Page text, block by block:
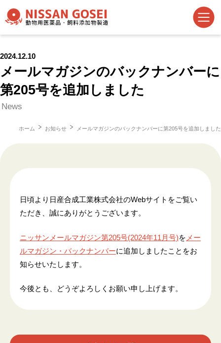
2024.12.10
メールマガジンのバックナンバーに
第205号を追加しました
News
ホーム お知らせ メールマガジンのバックナンバーに第205号を追加しました
日頃より日産合成工業株式会社のWebサイトをご覧い
ただき、誠にありがとうございます。
ニッサンメールマガジン第205号(2024年11月号)を メー
ルマガジン・バックナンバーに追加しましたことをお
知らせいたします。
今後とも、どうぞよろしくお願い申し上げます。